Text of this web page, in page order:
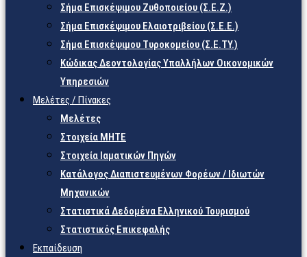
Σήμα Επισκέψιμου Ζυθοποιείου (Σ.Ε.Ζ.)
Σήμα Επισκέψιμου Ελαιοτριβείου (Σ.Ε.Ε.)
Σήμα Επισκέψιμου Τυροκομείου (Σ.Ε.TY.)
Κώδικας Δεοντολογίας Υπαλλήλων Οικονομικών
Υπηρεσιών
Μελέτες / Πίνακες
Μελέτες
Στοιχεία ΜΗΤΕ
Στοιχεία Ιαματικών Πηγών
Κατάλογος Διαπιστευμένων Φορέων / Ιδιωτών
Μηχανικών
Στατιστικά Δεδομένα Ελληνικού Τουρισμού
Στατιστικός Επικεφαλής
Εκπαίδευση